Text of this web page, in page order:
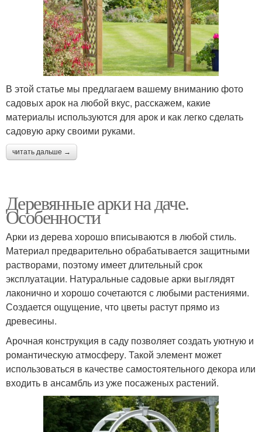
В этой статье мы предлагаем вашему вниманию фото
садовых арок на любой вкус, расскажем, какие
материалы используются для арок и как легко сделать
садовую арку своими руками.
читать дальше →
Деревянные арки на даче.
Особенности
Арки из дерева хорошо вписываются в любой стиль.
Материал предварительно обрабатывается защитными
растворами, поэтому имеет длительный срок
эксплуатации. Натуральные садовые арки выглядят
лаконично и хорошо сочетаются с любыми растениями.
Создается ощущение, что цветы растут прямо из
древесины.
Арочная конструкция в саду позволяет создать уютную и
романтическую атмосферу. Такой элемент может
использоваться в качестве самостоятельного декора или
входить в ансамбль из уже посаженых растений.